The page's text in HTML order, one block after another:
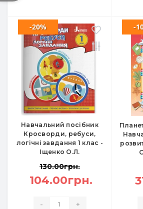
Навчальний посібник
Кросворди, ребуси,
логічні завдання 1 клас -
Іщенко О.Л.
-20%
130.00грн.
104.00грн.
- +
-